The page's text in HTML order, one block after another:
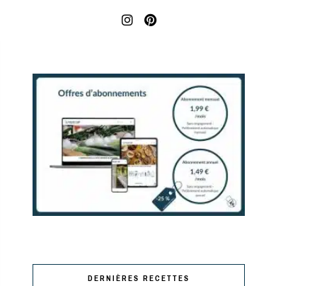
DERNIÈRES RECETTES